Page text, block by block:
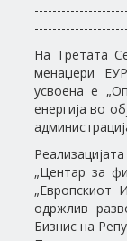
На Третата
менаџери
усвоена е
енергија во
„Центар за
„Европскиот
одржлив
Бизнис на